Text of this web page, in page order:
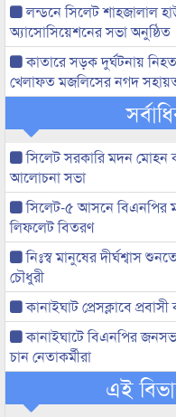
লন্ডনে সিলেট শাহজালাল
অ্যাসোসিয়েশনের সভা অনুষ্ঠিত
কাতারে সড়ক দুর্ঘটনায়
খেলাফত মজলিসের নগদ
সিলেট সরকারি মদন মোহন
আলোচনা সভা
সিলেট-৫ আসনে বিএনপির
লিফলেট বিতরণ
নিঃস্ব মানুষের দীর্ঘশ্বাস
চৌধুরী
কানাইঘাট প্রেসক্লাবে
কানাইঘাটে বিএনপির
চান নেতাকর্মীরা
এই